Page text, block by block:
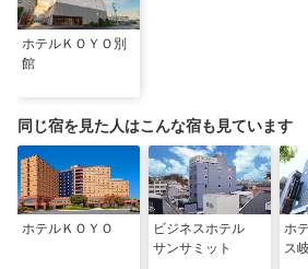
ホテルＫＯＹＯ別
館
同じ宿を見た人はこんな宿も見ています
ホテルＫＯＹＯ
ビジネスホテル
サンサミット
ホ
ス